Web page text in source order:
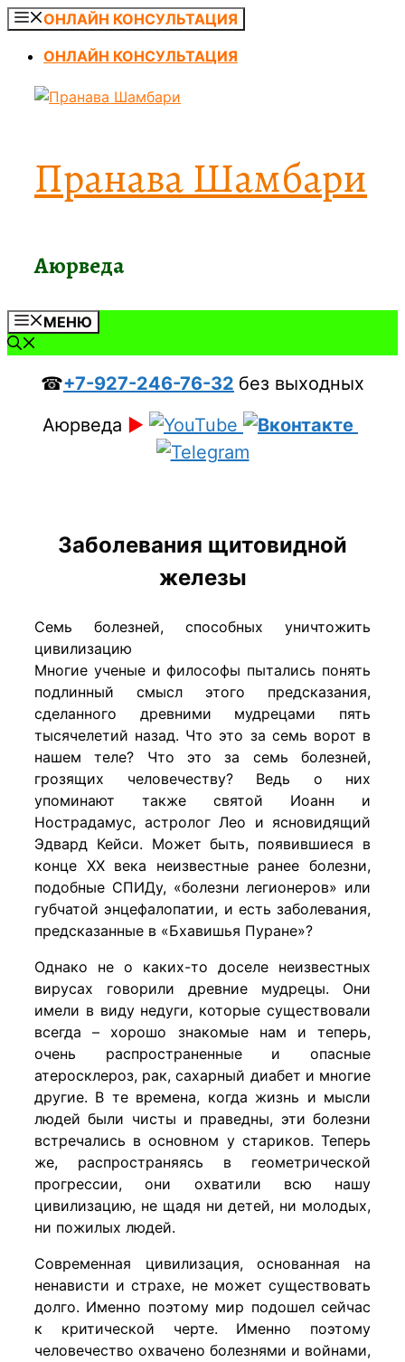
Перейти
содержимому
ОНЛАЙН КОНСУЛЬТАЦИЯ
ОНЛАЙН КОНСУЛЬТАЦИЯ
Пранава Шамбари
Аюрведа
МЕНЮ
☎+7-927-246-76-32 без выходных
Аюрведа ►
Заболевания щитовидной
железы
Семь болезней, способных уничтожить
цивилизацию
Многие ученые и философы пытались понять
подлинный смысл этого предсказания,
сделанного древними мудрецами пять
тысячелетий назад. Что это за семь ворот в
нашем теле? Что это за семь болезней,
грозящих человечеству? Ведь о них
упоминают также святой Иоанн и
Нострадамус, астролог Лео и ясновидящий
Эдвард Кейси. Может быть, появившиеся в
конце ХХ века неизвестные ранее болезни,
подобные СПИДу, «болезни легионеров» или
губчатой энцефалопатии, и есть заболевания,
предсказанные в «Бхавишья Пуране»?
Однако не о каких-то доселе неизвестных
вирусах говорили древние мудрецы. Они
имели в виду недуги, которые существовали
всегда – хорошо знакомые нам и теперь,
очень распространенные и опасные
атеросклероз, рак, сахарный диабет и многие
другие. В те времена, когда жизнь и мысли
людей были чисты и праведны, эти болезни
встречались в основном у стариков. Теперь
же, распространяясь в геометрической
прогрессии, они охватили всю нашу
цивилизацию, не щадя ни детей, ни молодых,
ни пожилых людей.
Современная цивилизация, основанная на
ненависти и страхе, не может существовать
долго. Именно поэтому мир подошел сейчас
к критической черте. Именно поэтому
человечество охвачено болезнями и войнами,